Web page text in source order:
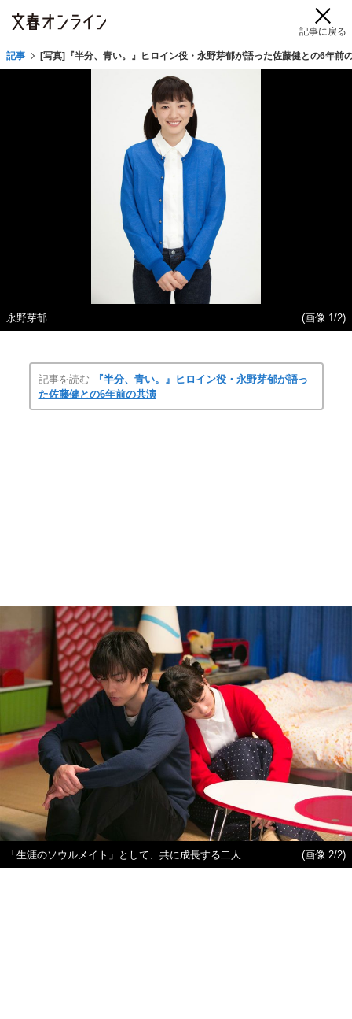
記事に戻る
記事 [写真]『半分、青い。』ヒロイン役・永野芽郁が語った佐藤健との6年前
永野芽郁 (画像 1/2)
記事を読む
『半分、青い。』ヒロイン役・永野芽郁が語っ
た佐藤健との6年前の共演
「生涯のソウルメイト」として、共に成長する二人 (画像 2/2)